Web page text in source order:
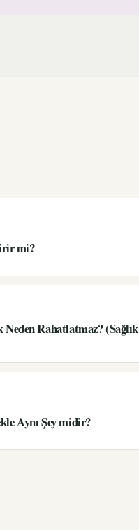
mi?
Rahatlatmaz? (Sağlık
Aynı Şey midir?